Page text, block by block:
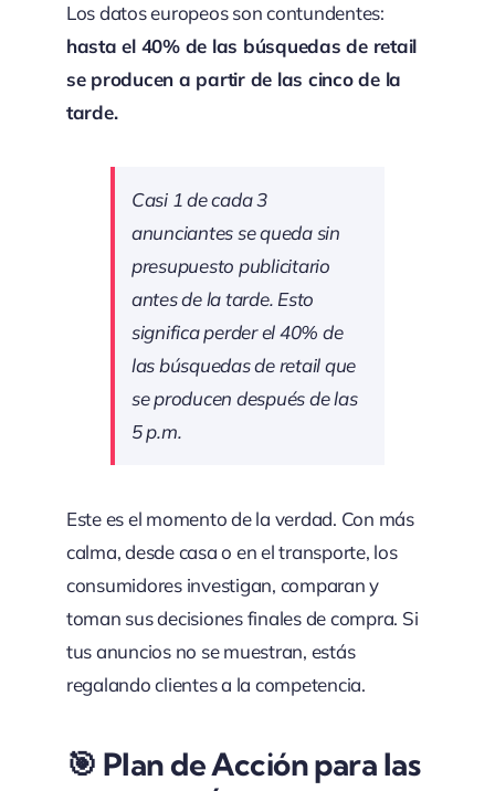
Los datos europeos son contundentes:
hasta el 40% de las búsquedas de retail
se producen a partir de las cinco de la
tarde.
Casi 1 de cada 3
anunciantes se queda sin
presupuesto publicitario
antes de la tarde. Esto
significa perder el 40% de
las búsquedas deretailque
se producen después de las
5 p.m.
Este es el momento de la verdad. Con más
calma, desde casa o en el transporte, los
consumidores investigan, comparan y
toman sus decisiones finales de compra. Si
tus anuncios no se muestran, estás
regalando clientes a la competencia.
🎯 Plan de Acción para las